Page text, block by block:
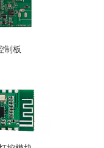
制板